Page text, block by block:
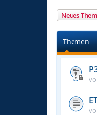
Neues
Themen